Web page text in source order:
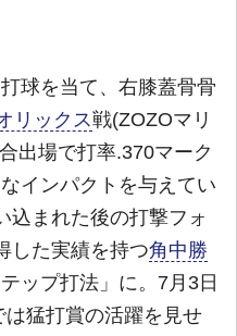
球を当て、右膝蓋骨骨
リックス戦(ZOZOマリ
出場で打率.370マーク
インパクトを与えてい
込まれた後の打撃フォ
した実績を持つ角中勝
ップ打法」に。7月3日
猛打賞の活躍を見せ